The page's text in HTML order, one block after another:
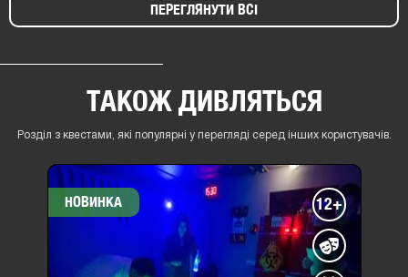
ПЕРЕГЛЯНУТИ ВСІ
ТАКОЖ ДИВЛЯТЬСЯ
Розділ з квестами, які популярні у перегляді серед інших користувачів.
НОВИНКА 12+